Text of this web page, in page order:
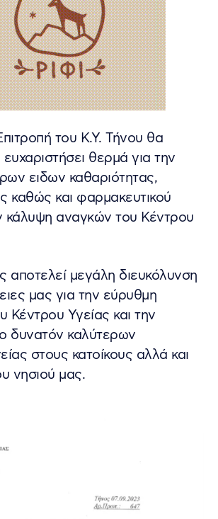
του Κ.Υ. Τήνου θα
θερμά για την
ειδων καθαριότητας,
καθώς και φαρμακευτικού
κάλυψη αναγκών του Κέντρου
αποτελεί μεγάλη διευκόλυνση
μας για την εύρυθμη
Κέντρου Υγείας και την
δυνατόν καλύτερων
στους κατοίκους αλλά και
νησιού μας.